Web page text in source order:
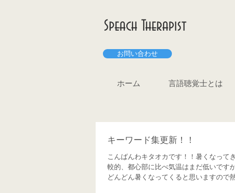
Speach Therapist
お問い合わせ
ホーム 言語聴覚士とは
キーワード集更新！！
こんばんわキタオカです！！暑くなって
較的、都心部に比べ気温はまだ低いです
どんどん暑くなってくると思いますので